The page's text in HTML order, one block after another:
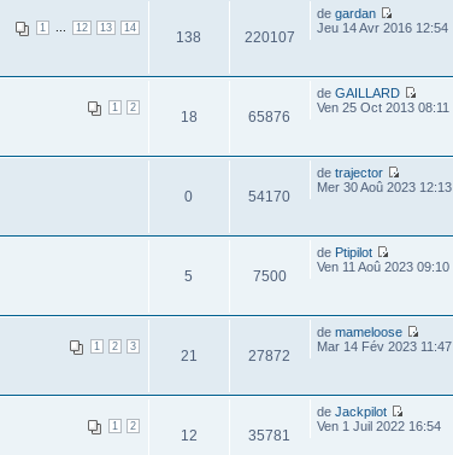
1 12 13 14
138 220107
de gardan
Jeu 14 Avr 2016 12:54
1 2
18 65876
de GAILLARD
Ven 25 Oct 2013 08:11
0 54170
de trajector
Mer 30 Aoû 2023 12:13
5 7500
de Ptipilot
Ven 11 Aoû 2023 09:10
1 2 3
21 27872
de mameloose
Mar 14 Fév 2023 11:47
1 2
12 35781
de Jackpilot
Ven 1 Juil 2022 16:54